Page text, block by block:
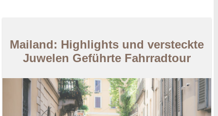
Mailand: Highlights und versteckte
Juwelen Geführte Fahrradtour